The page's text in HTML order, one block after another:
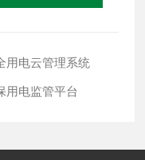
用电云管理系统
用电监管平台